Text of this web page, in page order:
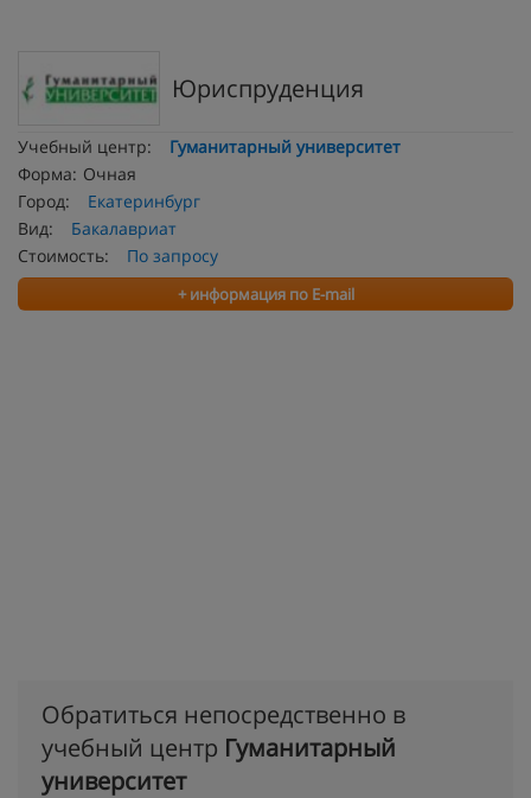
Юриспруденция
Учебный центр:
Гуманитарный университет
Форма: Очная
Город:
Екатеринбург
Вид:
Бакалавриат
Стоимость:
По запросу
+ информация по E-mail
Обратиться непосредственно в
учебный центр Гуманитарный
университет